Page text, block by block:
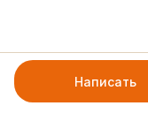
Написать